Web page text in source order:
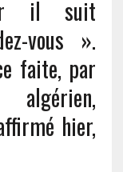
il suit
vous ».
faite, par
hier,